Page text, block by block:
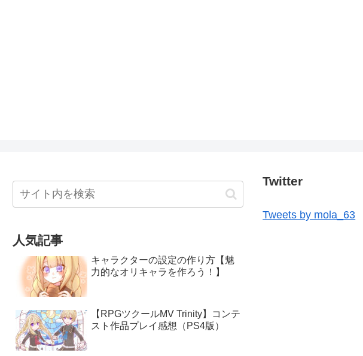
人気記事
キャラクターの設定の作り方【魅
力的なオリキャラを作ろう！】
【RPGツクールMV Trinity】コンテ
スト作品プレイ感想（PS4版）
Twitter
Tweets by mola_63